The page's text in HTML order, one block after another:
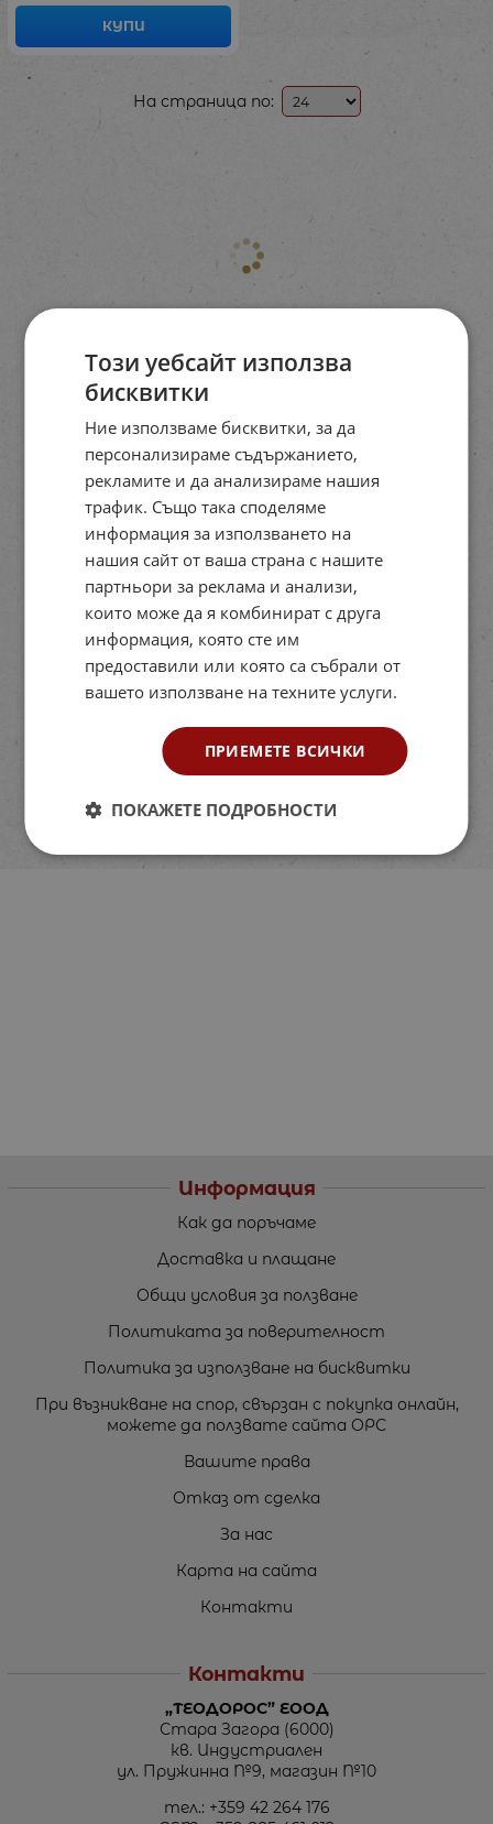
КУПИ
На страница по:
Информация
Как да поръчаме
Доставка и плащане
Общи условия за ползване
Политиката за поверителност
Политика за използване на бисквитки
При възникване на спор, свързан с покупка онлайн,
можете да ползвате сайта ОРС
Вашите права
Отказ от сделка
За нас
Карта на сайта
Контакти
Контакти
„ТЕОДОРОС” ЕООД
Стара Загора (6000)
кв. Индустриален
ул. Пружинна №9, магазин №10
тел.: +359 42 264 176
Този уебсайт използва
бисквитки
Ние използваме бисквитки, за да
персонализираме съдържанието,
рекламите и да анализираме нашия
трафик. Също така споделяме
информация за използването на
нашия сайт от ваша страна с нашите
партньори за реклама и анализи,
които може да я комбинират с друга
информация, която сте им
предоставили или която са събрали от
вашето използване на техните услуги.
ПРИЕМЕТЕ ВСИЧКИ
ПОКАЖЕТЕ ПОДРОБНОСТИ